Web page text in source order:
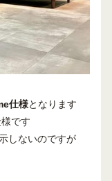
仕様となります
です
しないのですが